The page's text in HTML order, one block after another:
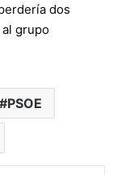
dos
grupo
PSOE